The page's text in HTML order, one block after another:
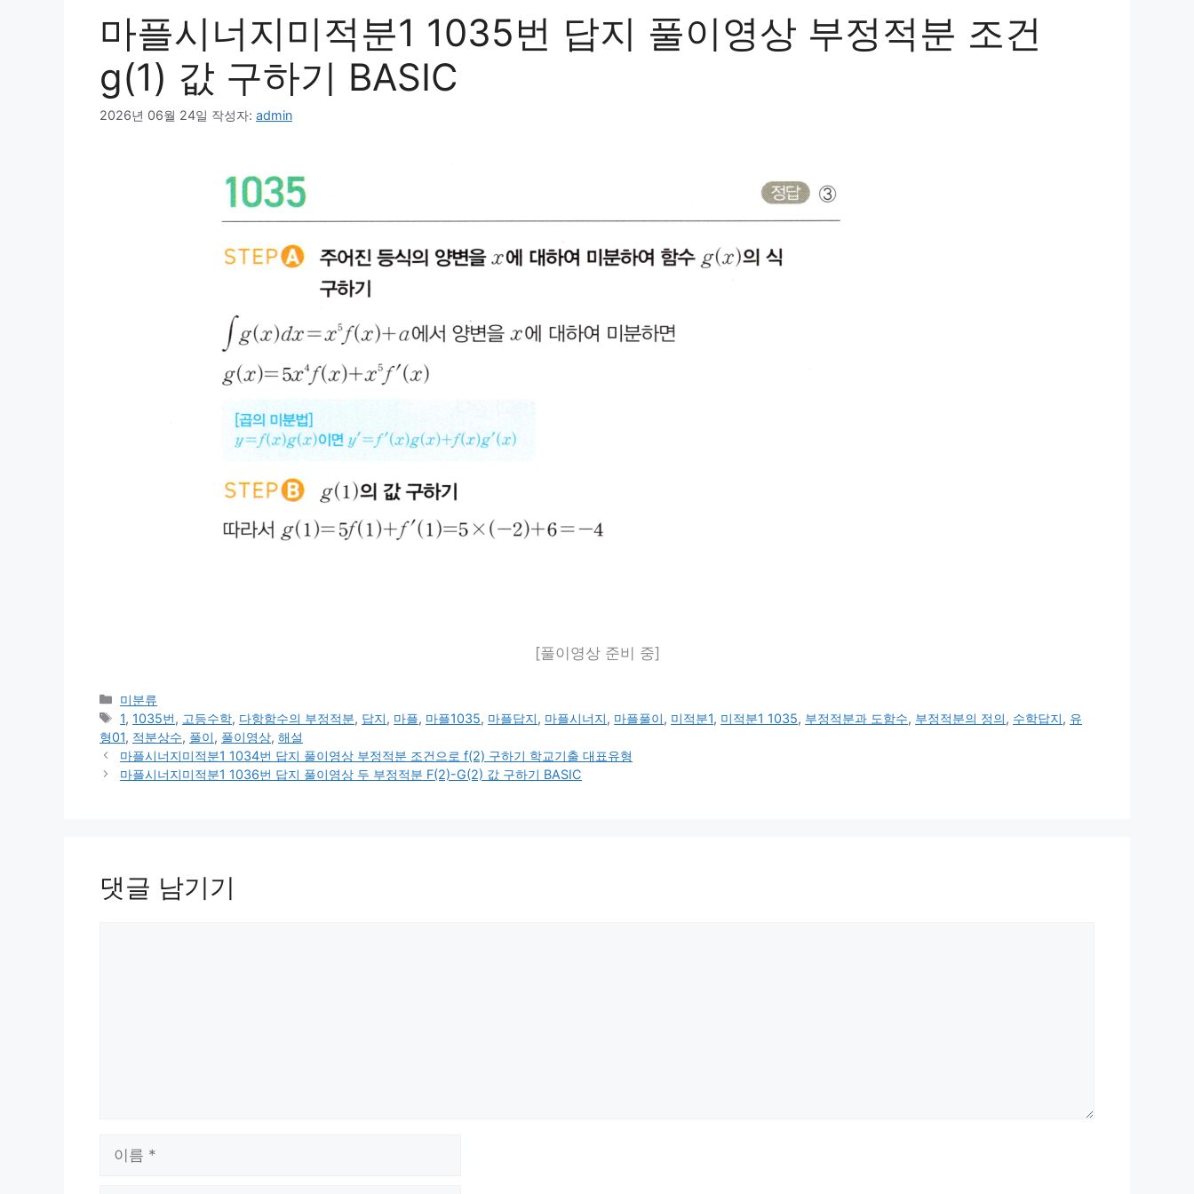
마플시너지미적분1 1035번 답지 풀이영상 부정적분 조건
g(1) 값 구하기 BASIC
2026년 06월 24일 작성자: admin
[풀이영상 준비 중]
카
테
고
리
미분류
태
그
1, 1035번, 고등수학, 다항함수의 부정적분, 답지, 마플, 마플1035, 마플답지, 마플시너지, 마플풀이, 미적분1, 미적분1 1035, 부정적분과 도함수, 부정적분의 정의, 수학답지, 유
형01, 적분상수, 풀이, 풀이영상, 해설
마플시너지미적분1 1034번 답지 풀이영상 부정적분 조건으로 f(2) 구하기 학교기출 대표유형
마플시너지미적분1 1036번 답지 풀이영상 두 부정적분 F(2)-G(2) 값 구하기 BASIC
댓글 남기기